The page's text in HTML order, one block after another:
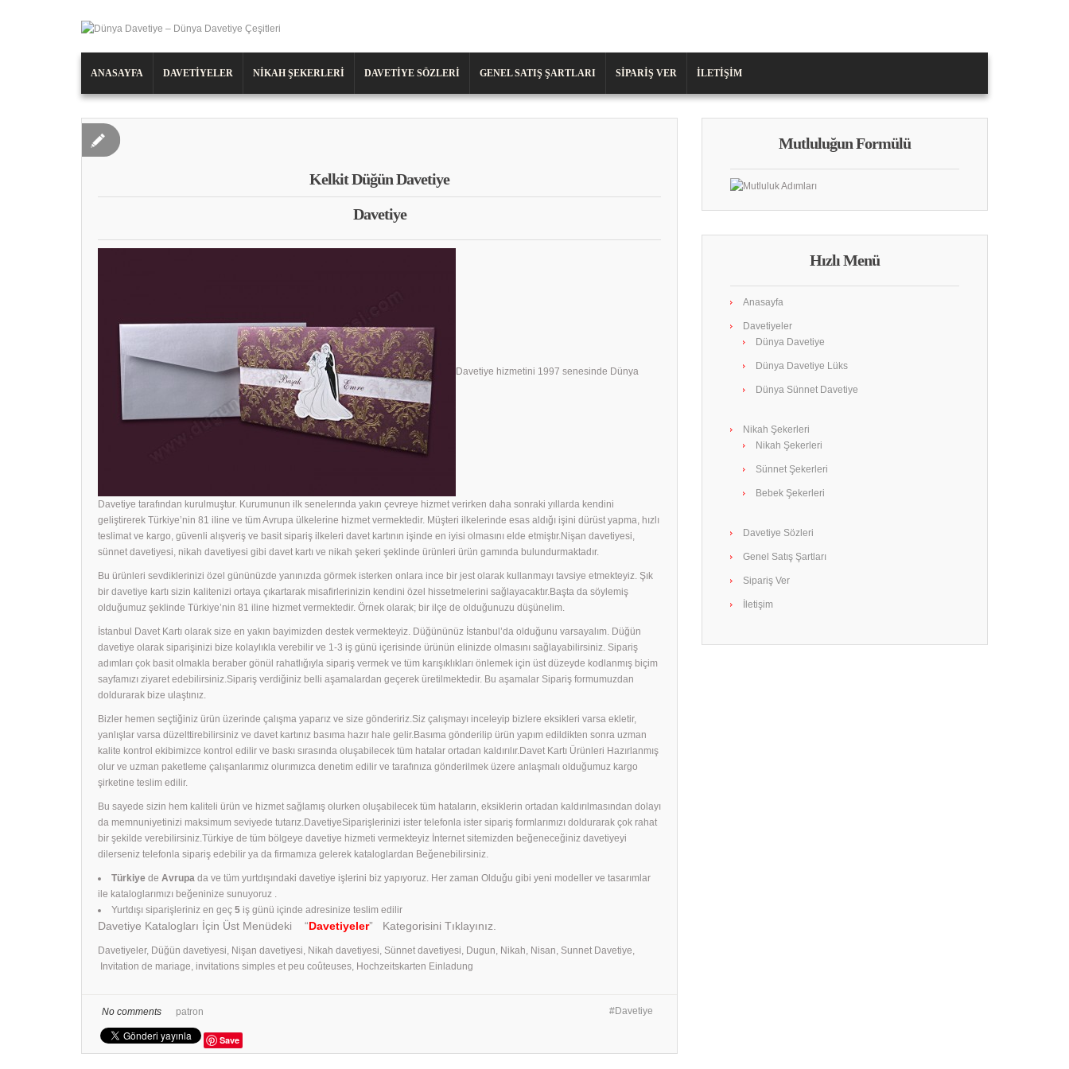
ANASAYFA DAVETIYELER NIKAH ŞEKERLERI DAVETIYE SÖZLERI GENEL SATIŞ ŞARTLARI SIPARIŞ VER İLETIŞIM
Kelkit Düğün Davetiye
Davetiye
Davetiye hizmetini 1997 senesinde Dünya
Davetiye tarafından kurulmuştur. Kurumunun ilk senelerında yakın çevreye hizmet verirken daha sonraki yıllarda kendini
geliştirerek Türkiye’nin 81 iline ve tüm Avrupa ülkelerine hizmet vermektedir. Müşteri ilkelerinde esas aldığı işini dürüst yapma, hızlı
teslimat ve kargo, güvenli alışveriş ve basit sipariş ilkeleri davet kartının işinde en iyisi olmasını elde etmiştır.Nişan davetiyesi,
sünnet davetiyesi, nikah davetiyesi gibi davet kartı ve nikah şekeri şeklinde ürünleri ürün gamında bulundurmaktadır.
Bu ürünleri sevdiklerinizi özel gününüzde yanınızda görmek isterken onlara ince bir jest olarak kullanmayı tavsiye etmekteyiz. Şık
bir davetiye kartı sizin kalitenizi ortaya çıkartarak misafirlerinizin kendini özel hissetmelerini sağlayacaktır.Başta da söylemiş
olduğumuz şeklinde Türkiye’nin 81 iline hizmet vermektedir. Örnek olarak; bir ilçe de olduğunuzu düşünelim.
İstanbul Davet Kartı olarak size en yakın bayimizden destek vermekteyiz. Düğününüz İstanbul’da olduğunu varsayalım. Düğün
davetiye olarak siparişinizi bize kolaylıkla verebilir ve 1-3 iş günü içerisinde ürünün elinizde olmasını sağlayabilirsiniz. Sipariş
adımları çok basit olmakla beraber gönül rahatlığıyla sipariş vermek ve tüm karışıklıkları önlemek için üst düzeyde kodlanmış biçim
sayfamızı ziyaret edebilirsiniz.Sipariş verdiğiniz belli aşamalardan geçerek üretilmektedir. Bu aşamalar Sipariş formumuzdan
doldurarak bize ulaştınız.
Bizler hemen seçtiğiniz ürün üzerinde çalışma yaparız ve size göndeririz.Siz çalışmayı inceleyip bizlere eksikleri varsa ekletir,
yanlışlar varsa düzelttirebilirsiniz ve davet kartınız basıma hazır hale gelir.Basıma gönderilip ürün yapım edildikten sonra uzman
kalite kontrol ekibimizce kontrol edilir ve baskı sırasında oluşabilecek tüm hatalar ortadan kaldırılır.Davet Kartı Ürünleri Hazırlanmış
olur ve uzman paketleme çalışanlarımız olurımızca denetim edilir ve tarafınıza gönderilmek üzere anlaşmalı olduğumuz kargo
şirketine teslim edilir.
Bu sayede sizin hem kaliteli ürün ve hizmet sağlamış olurken oluşabilecek tüm hataların, eksiklerin ortadan kaldırılmasından dolayı
da memnuniyetinizi maksimum seviyede tutarız.DavetiyeSiparişlerinizi ister telefonla ister sipariş formlarımızı doldurarak çok rahat
bir şekilde verebilirsiniz.Türkiye de tüm bölgeye davetiye hizmeti vermekteyiz İnternet sitemizden beğeneceğiniz davetiyeyi
dilerseniz telefonla sipariş edebilir ya da firmamıza gelerek kataloglardan Beğenebilirsiniz.
Türkiye de Avrupa da ve tüm yurtdışındaki davetiye işlerini biz yapıyoruz. Her zaman Olduğu gibi yeni modeller ve tasarımlar
ile kataloglarımızı beğeninize sunuyoruz .
Yurtdışı siparişleriniz en geç 5 iş günü içinde adresinize teslim edilir
Davetiye Katalogları İçin Üst Menüdeki “Davetiyeler” Kategorisini Tıklayınız.
Davetiyeler, Düğün davetiyesi, Nişan davetiyesi, Nikah davetiyesi, Sünnet davetiyesi, Dugun, Nikah, Nisan, Sunnet Davetiye,
Invitation de mariage, invitations simples et peu coûteuses, Hochzeitskarten Einladung
Davetiye
No comments patron
Save
Mutluluğun Formülü
Hızlı Menü
Anasayfa
Davetiyeler
Dünya Davetiye
Dünya Davetiye Lüks
Dünya Sünnet Davetiye
Nikah Şekerleri
Nikah Şekerleri
Sünnet Şekerleri
Bebek Şekerleri
Davetiye Sözleri
Genel Satış Şartları
Sipariş Ver
İletişim